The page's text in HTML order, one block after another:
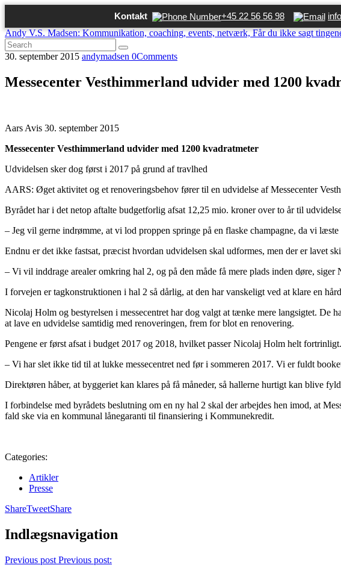
Kontakt +45 22 56 56 98
Andy V.S. Madsen: Kommunikation, coaching, events, netværk,Får du ikke sagt
30. september 2015 andymadsen 0Comments
Messecenter Vesthimmerland udvider med 1200
Aars Avis 30. september 2015
Messecenter Vesthimmerland udvider med 1200 kvadratmeter
Udvidelsen sker dog først i 2017 på grund af travlhed
AARS: Øget aktivitet og et renoveringsbehov fører til en udvidelse af Messecenter
Byrådet har i det netop aftalte budgetforlig afsat 12,25 mio. kroner over to år til
– Jeg vil gerne indrømme, at vi lod proppen springe på en flaske champagne, da vi
Endnu er det ikke fastsat, præcist hvordan udvidelsen skal udformes, men der er lavet
– Vi vil inddrage arealer omkring hal 2, og på den måde få mere plads inden døre, siger
I forvejen er tagkonstruktionen i hal 2 så dårlig, at den har vanskeligt ved at klare en
Nicolaj Holm og bestyrelsen i messecentret har dog valgt at tænke mere langsigtet. De
at lave en udvidelse samtidig med renoveringen, frem for blot en renovering.
Pengene er først afsat i budget 2017 og 2018, hvilket passer Nicolaj Holm helt fortrinligt.
– Vi har slet ikke tid til at lukke messecentret ned før i sommeren 2017. Vi er fuldt
Direktøren håber, at byggeriet kan klares på få måneder, så hallerne hurtigt kan blive
I forbindelse med byrådets beslutning om en ny hal 2 skal der arbejdes hen imod, at
fald ske via en kommunal lånegaranti til finansiering i Kommunekredit.
Categories:
Artikler
Presse
ShareTweetShare
Indlægsnavigation
Previous post Previous post: